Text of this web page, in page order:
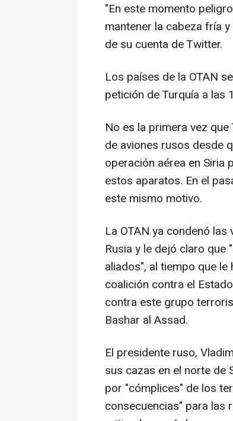
"En este momento
mantener la cabeza fría
de su cuenta de Twitter.
Los países de la OTAN
petición de Turquía a las
No es la primera vez
de aviones rusos desde
operación aérea en Siria
estos aparatos. En el
este mismo motivo.
La OTAN ya condenó
Rusia y le dejó claro
aliados", al tiempo que
coalición contra el
contra este grupo
Bashar al Assad.
El presidente ruso,
sus cazas en el norte de
por "cómplices" de los
consecuencias" para las